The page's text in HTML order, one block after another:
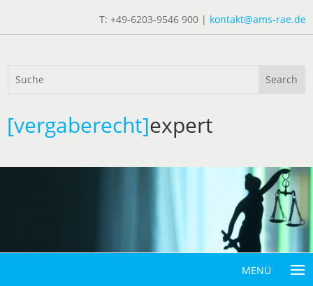
T: +49-6203-9546 900 | kontakt@ams-rae.de
[vergaberecht]expert